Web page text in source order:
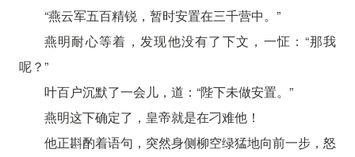
“燕云军五百精锐，暂时安置在三千营中。”
燕明耐心等着，发现他没有了下文，一怔：“那我
呢？”
叶百户沉默了一会儿，道：“陛下未做安置。”
燕明这下确定了，皇帝就是在刁难他！
他正斟酌着语句，突然身侧柳空绿猛地向前一步，怒